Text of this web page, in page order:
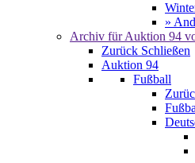
»
Archiv für Auktion 94
Zurück Schließen
Auktion 94
Fußball